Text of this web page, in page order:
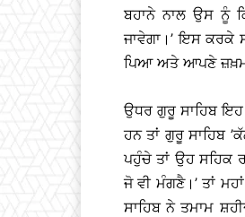
ਬਹਾਨੇ ਨਾਲ ਉਸ ਨੂੰ
ਜਾਵੇਗਾ।’ ਇਸ ਕਰਕੇ
ਪਿਆ ਅਤੇ ਆਪਣੇ
ਉਧਰ ਗੁਰੂ ਸਾਹਿਬ ਇਹ
ਹਨ ਤਾਂ ਗੁਰੂ ਸਾਹਿਬ
ਪਹੁੰਚੇ ਤਾਂ ਉਹ ਸਹਿਕ
ਜੋ ਵੀ ਮੰਗਣੈ।’ ਤਾਂ
ਸਾਹਿਬ ਨੇ ਤਮਾਮ